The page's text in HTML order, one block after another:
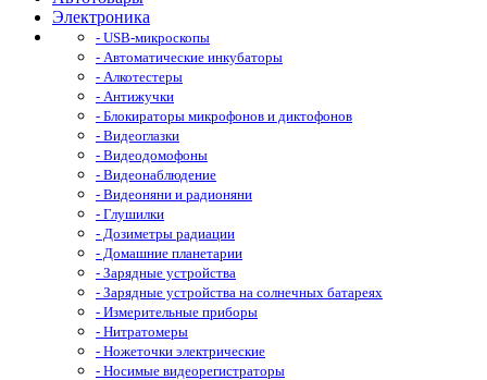
Электроника
- USB-микроскопы
- Автоматические инкубаторы
- Алкотестеры
- Антижучки
- Блокираторы микрофонов и диктофонов
- Видеоглазки
- Видеодомофоны
- Видеонаблюдение
- Видеоняни и радионяни
- Глушилки
- Дозиметры радиации
- Домашние планетарии
- Зарядные устройства
- Зарядные устройства на солнечных батареях
- Измерительные приборы
- Нитратомеры
- Ножеточки электрические
- Носимые видеорегистраторы